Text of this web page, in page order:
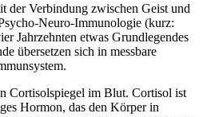
der Verbindung zwischen Geist und
Neuro-Immunologie (kurz:
Jahrzehnten etwas Grundlegendes
übersetzen sich in messbare
Cortisolspiegel im Blut. Cortisol ist
Hormon, das den Körper in